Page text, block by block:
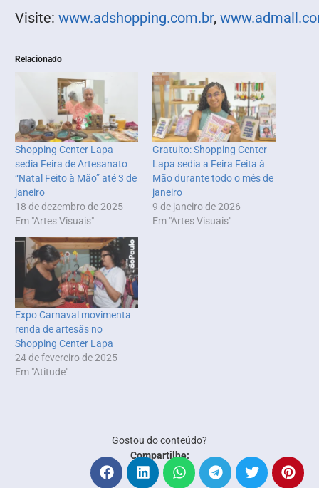
Visite: www.adshopping.com.br,
Relacionado
Shopping Center Lapa
sedia Feira de Artesanato
“Natal Feito à Mão” até 3 de
janeiro
18 de dezembro de 2025
Em "Artes Visuais"
Gratuito: Shopping Center
Lapa sedia a Feira Feita à
Mão durante todo o mês de
janeiro
9 de janeiro de 2026
Em "Artes Visuais"
Expo Carnaval movimenta
renda de artesãs no
Shopping Center Lapa
24 de fevereiro de 2025
Em "Atitude"
Gostou do conteúdo?
Compartilhe: